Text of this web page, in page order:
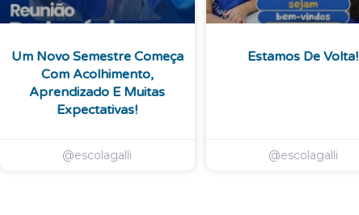
Um Novo Semestre Começa
Com Acolhimento,
Aprendizado E Muitas
Expectativas!
@escolagalli
Estamos De Volta!
@escolagalli